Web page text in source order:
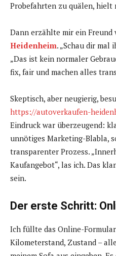
Probefahrten zu quälen, hielt
Dann erzählte mir ein Freund
Heidenheim. „Schau dir mal
„Das ist kein normaler
fix, fair und machen alles
Skeptisch, aber neugierig,
https://autoverkaufen-
Eindruck war überzeugend:
unnötiges Marketing-Blabla,
transparenter Prozess.
Kaufangebot“, las ich. Das
sein.
Der erste Schritt:
Ich füllte das Online-
Kilometerstand, Zustand –